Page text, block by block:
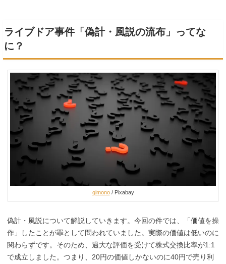
ライブドア事件「偽計・風説の流布」ってな
に？
qimono/ Pixabay
偽計・風説について解説していきます。 今回の件では、「価値を操
作」したことが罪として問われていました。 実際の価値は低いのに
関わらずです。そのため、過大な評価を受けて株式交換比率が1:1
で成立しました。 つまり、20円の価値しかないのに40円で売り利